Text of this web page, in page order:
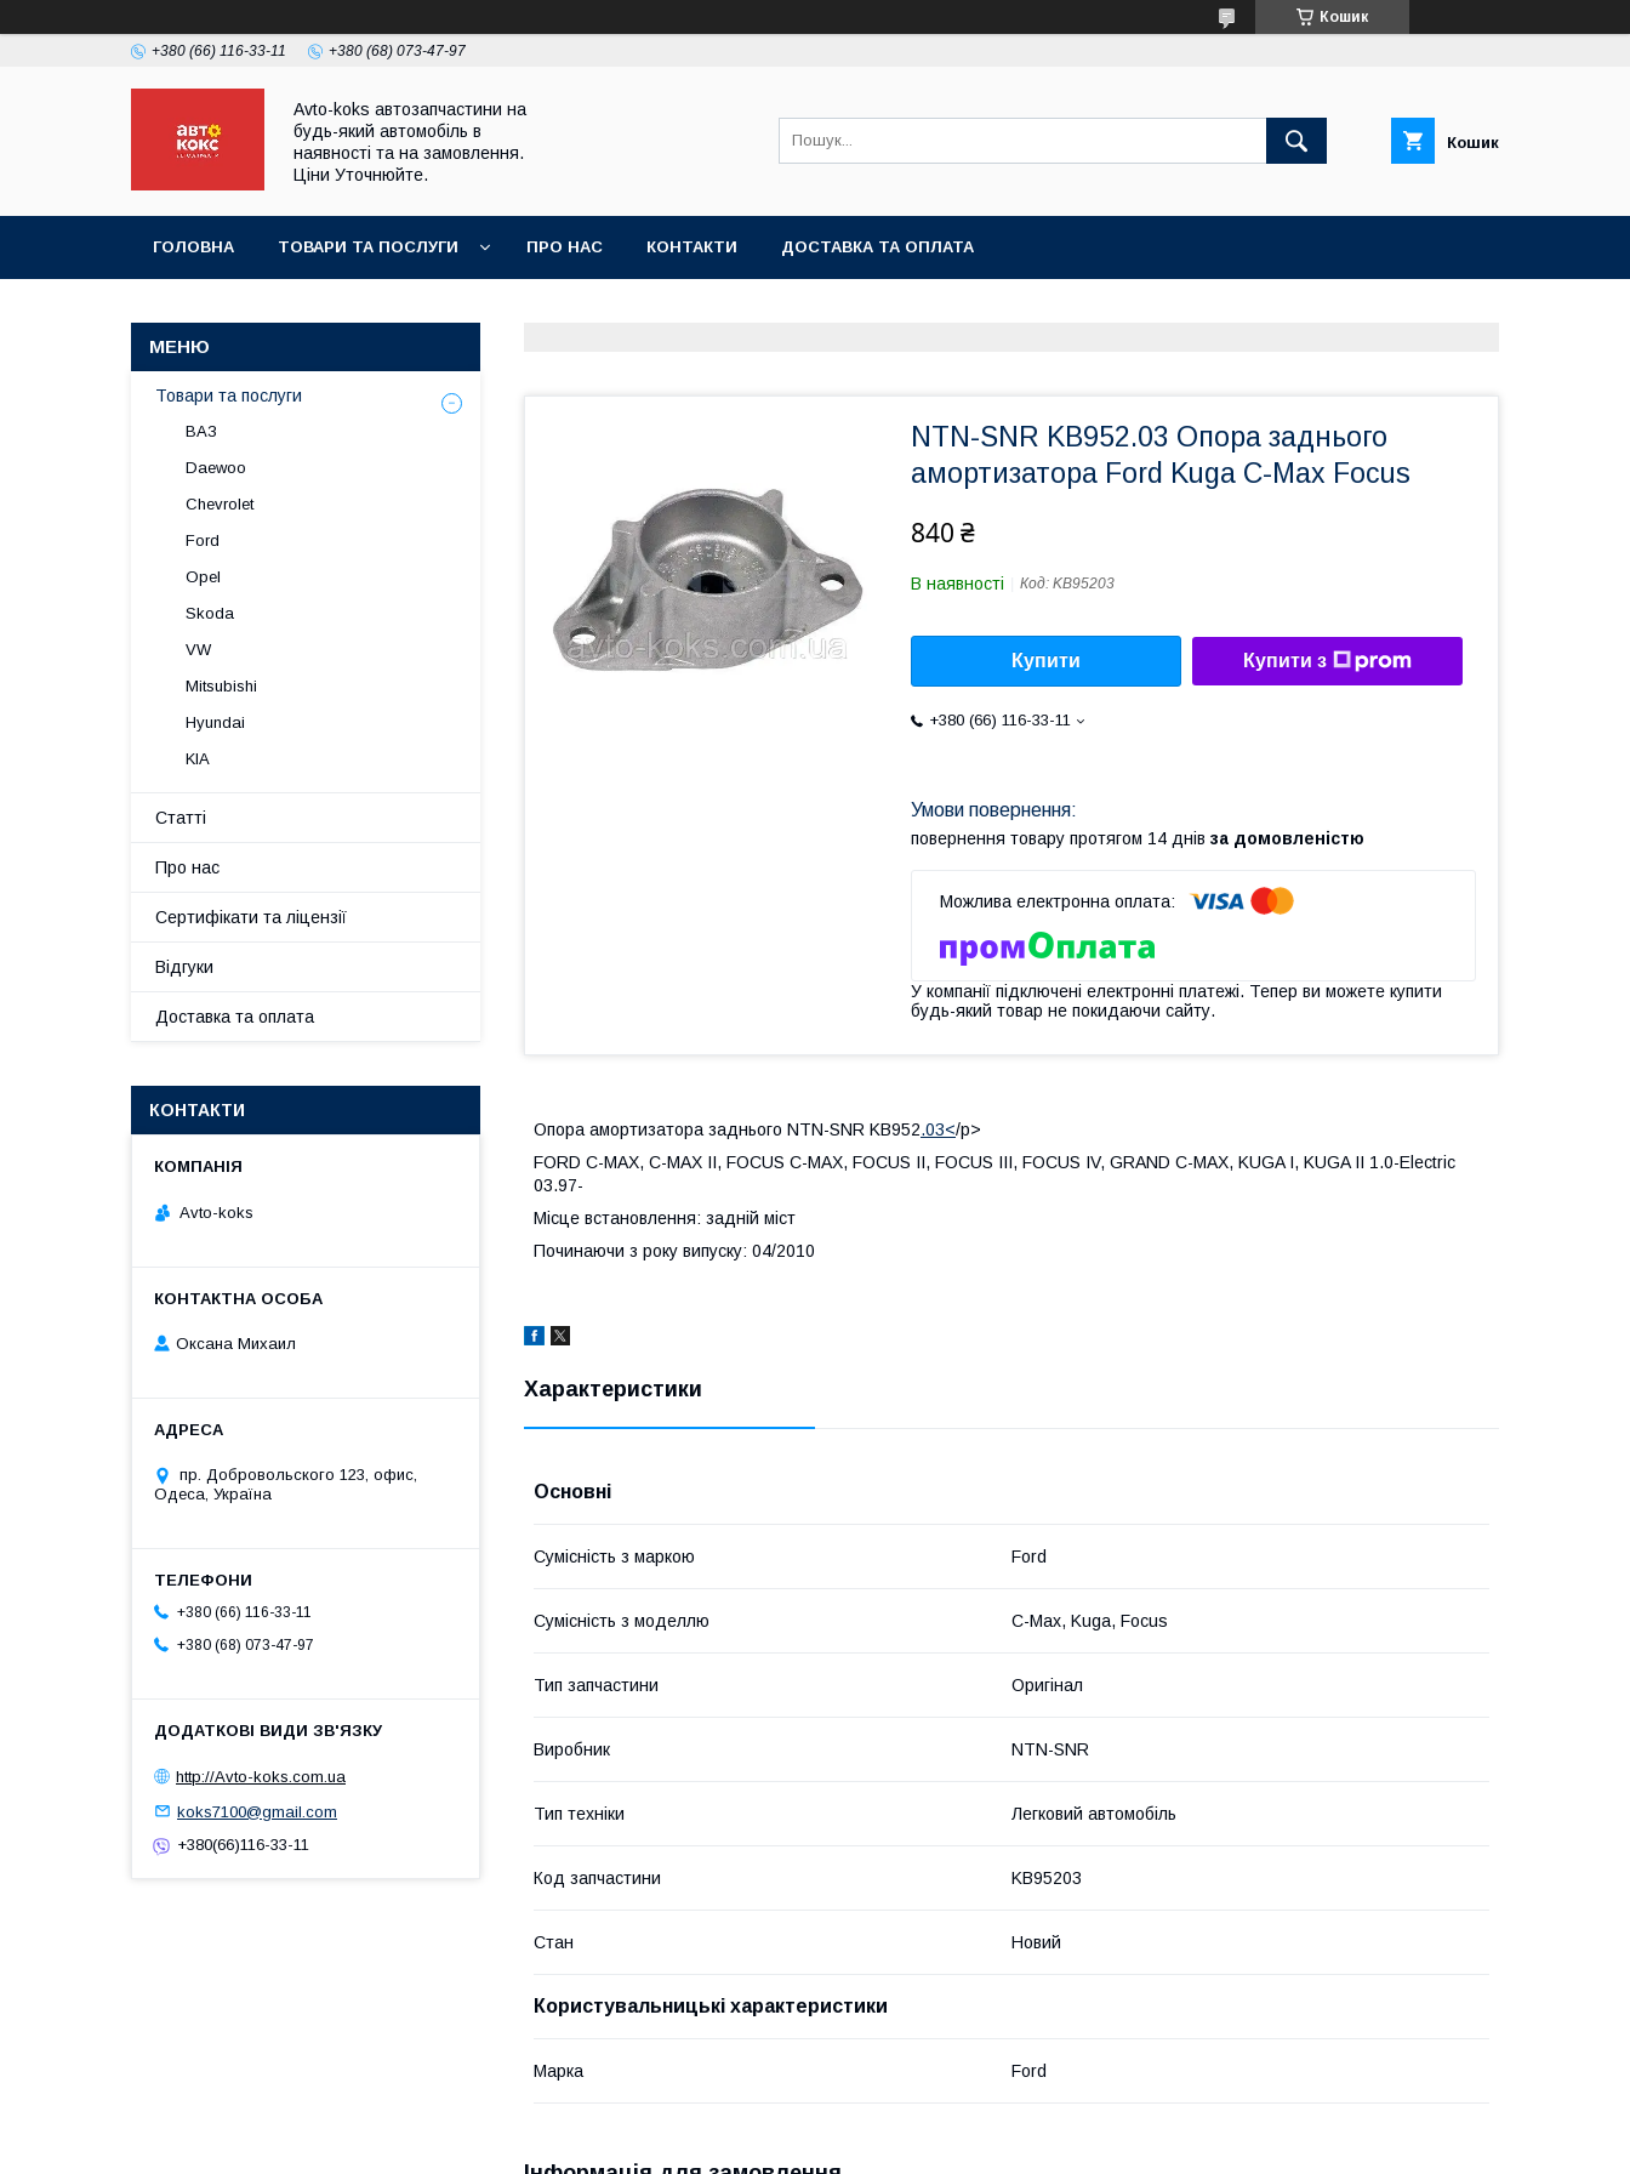
Кошик
+380 (66) 116-33-11 +380 (68) 073-47-97
Avto-koks автозапчастини на
будь-який автомобіль в
наявності та на замовлення.
Ціни Уточнюйте.
Кошик
ГОЛОВНА ТОВАРИ ТА ПОСЛУГИ ПРО НАС КОНТАКТИ ДОСТАВКА ТА ОПЛАТА
NTN-SNR KB952.03 Опора заднього
амортизатора Ford Kuga C-Max Focus
840 ₴
В наявності Код: KB95203
Купити Купити з
+380 (66) 116-33-11
повернення товару протягом 14 днів за домовленістю
У компанії підключені електронні платежі. Тепер ви можете купити
будь-який товар не покидаючи сайту.
Опора амортизатора заднього NTN-SNR KB952.03</p>
FORD C-MAX, C-MAX II, FOCUS C-MAX, FOCUS II, FOCUS III, FOCUS IV, GRAND C-MAX, KUGA I, KUGA II 1.0-Electric
03.97-
Місце встановлення: задній міст
Починаючи з року випуску: 04/2010
Характеристики
Основні
Сумісність з маркою Ford
Сумісність з моделлю C-Max, Kuga, Focus
Тип запчастини Оригінал
Виробник NTN-SNR
Тип техніки Легковий автомобіль
Код запчастини KB95203
Стан Новий
Користувальницькі характеристики
Марка Ford
Товари та послуги
ВАЗ
Daewoo
Chevrolet
Ford
Opel
Skoda
VW
Mitsubishi
Hyundai
KIA
Статті
Про нас
Сертифікати та ліцензії
Відгуки
Доставка та оплата
КОНТАКТИ
Avto-koks
Оксана Михаил
пр. Добровольского 123, офис,
Одеса, Україна
+380 (66) 116-33-11
+380 (68) 073-47-97
http://Avto-koks.com.ua
koks7100@gmail.com
+380(66)116-33-11